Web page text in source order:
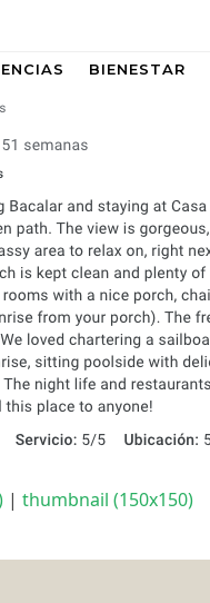
BIENESTAR
| thumbnail (150x150)